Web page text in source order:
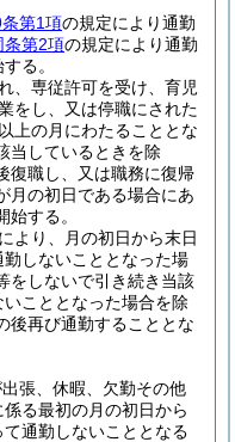
第1項の規定により通勤
条第2項の規定により通勤
る。
、専従許可を受け、育児
をし、又は停職にされた
上の月にわたることとな
当しているときを除
復職し、又は職務に復帰
月の初日である場合にあ
始する。
より、月の初日から末日
しないこととなった場
をしないで引き続き当該
こととなった場合を除
後再び通勤することとな
張、休暇、欠勤その他
る最初の月の初日から
通勤しないこととなる